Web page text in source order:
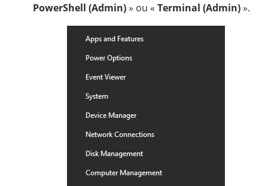
PowerShell (Admin)» ou « Terminal (Admin)».